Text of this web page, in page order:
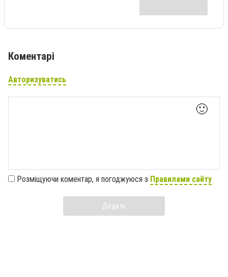
Коментарі
Авторизуватись
🙂
Розміщуючи коментар, я погоджуюся з Правилами сайту
Додати